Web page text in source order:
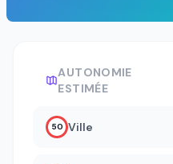
AUTONOMIE
ESTIMÉE
50 Ville